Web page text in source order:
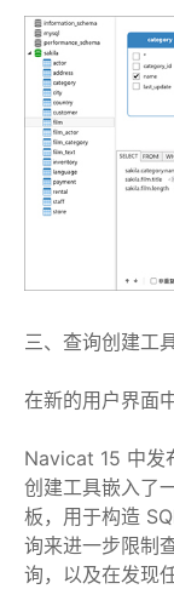
三、查询创建工
在新的用户界面
Navicat 15 中发
创建工具嵌入了
板，用于构造
询来进一步限制
询，以及在发现